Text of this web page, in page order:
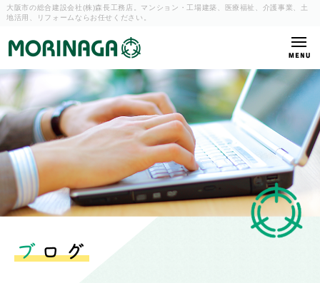
大阪市の総合建設会社(株)森長工務店。マンション・工場建築、
医療福祉、介護事業、土
地活用、リフォームならお任せください。